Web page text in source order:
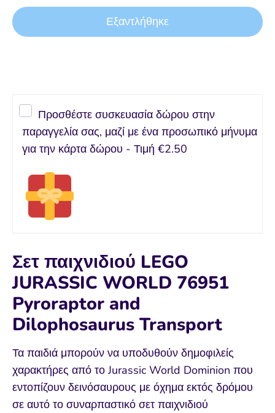
Εξαντλήθηκε
Προσθέστε συσκευασία δώρου στην
παραγγελία σας, μαζί με ένα προσωπικό μήνυμα
για την κάρτα δώρου - Τιμή €2.50
Σετ παιχνιδιού LEGO
JURASSIC WORLD 76951
Pyroraptor and
Dilophosaurus Transport
Τα παιδιά μπορούν να υποδυθούν δημοφιλείς
χαρακτήρες από το Jurassic World Dominion που
εντοπίζουν δεινόσαυρους με όχημα εκτός δρόμου
σε αυτό το συναρπαστικό σετ παιχνιδιού